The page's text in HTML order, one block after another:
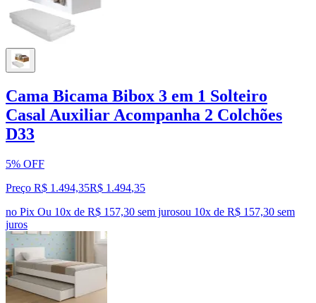
Cama Bicama Bibox 3 em 1 Solteiro
Casal Auxiliar Acompanha 2 Colchões
D33
5% OFF
Preço R$ 1.494,35R$ 1.494,35
no Pix Ou 10x de R$ 157,30 sem jurosou 10x de R$ 157,30 sem
juros